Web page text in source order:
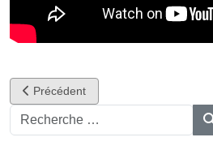
Article précédent : Quelques Lumières
Précédent
Rechercher